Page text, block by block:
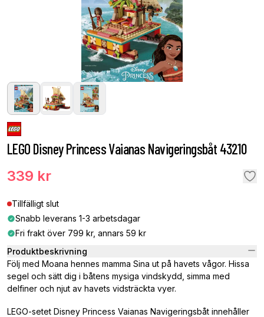
LEGO Disney Princess Vaianas Navigeringsbåt 43210
339 kr
Tillfälligt slut
Snabb leverans 1-3 arbetsdagar
Fri frakt över 799 kr, annars 59 kr
Produktbeskrivning
Följ med Moana hennes mamma Sina ut på havets vågor. Hissa
segel och sätt dig i båtens mysiga vindskydd, simma med
delfiner och njut av havets vidsträckta vyer.
LEGO-setet Disney Princess Vaianas Navigeringsbåt innehåller